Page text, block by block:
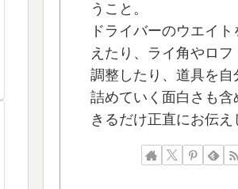
うこと。
ドライバーのウエイ
えたり、ライ角やロフ
調整したり、道具を自
詰めていく面白さも含
きるだけ正直にお伝え